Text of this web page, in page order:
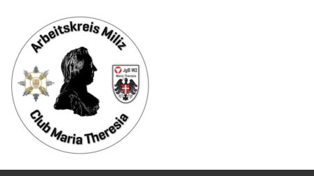
wechseln
Hauptmenü
springen